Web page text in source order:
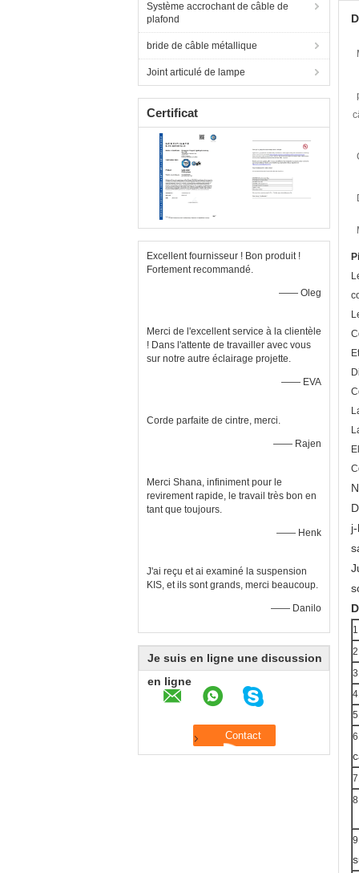
Système accrochant de câble de
plafond
bride de câble métallique
Joint articulé de lampe
Certificat
Excellent fournisseur ! Bon produit !
Fortement recommandé.
—— Oleg
Merci de l'excellent service à la clientèle
! Dans l'attente de travailler avec vous
sur notre autre éclairage projette.
—— EVA
Corde parfaite de cintre, merci.
—— Rajen
Merci Shana, infiniment pour le
revirement rapide, le travail très bon en
tant que toujours.
—— Henk
J'ai reçu et ai examiné la suspension
KIS, et ils sont grands, merci beaucoup.
—— Danilo
Je suis en ligne une discussion
en ligne